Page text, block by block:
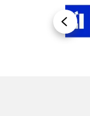
Назад